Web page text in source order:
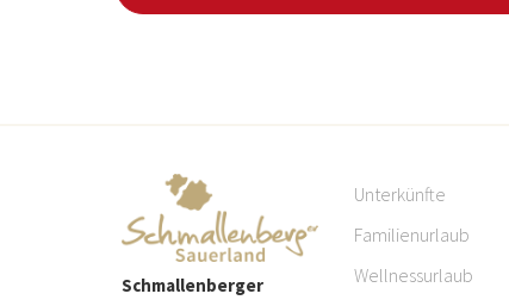
Schmallenberger
Unterkünfte
Familienurlaub
Wellnessurlaub